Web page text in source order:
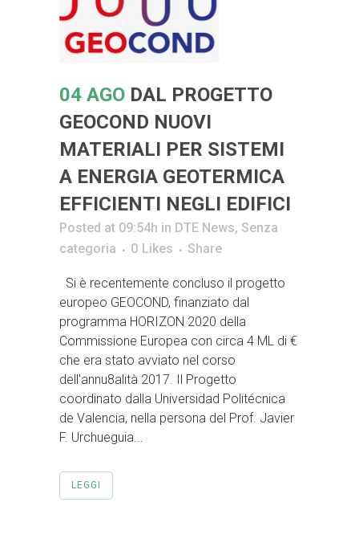
04 AGO DAL PROGETTO
GEOCOND NUOVI
MATERIALI PER SISTEMI
A ENERGIA GEOTERMICA
EFFICIENTI NEGLI EDIFICI
Posted at 09:54h in DTE News, Senza
categoria
0 Likes Share
Si è recentemente concluso il progetto
europeo GEOCOND, finanziato dal
programma HORIZON 2020 della
Commissione Europea con circa 4 ML di €
che era stato avviato nel corso
dell'annu8alità 2017. Il Progetto
coordinato dalla Universidad Politécnica
de Valencia, nella persona del Prof. Javier
F. Urchueguia...
LEGGI